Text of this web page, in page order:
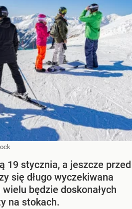
19 stycznia, a jeszcze przed
się długo wyczekiwana
będzie doskonałych
na stokach.